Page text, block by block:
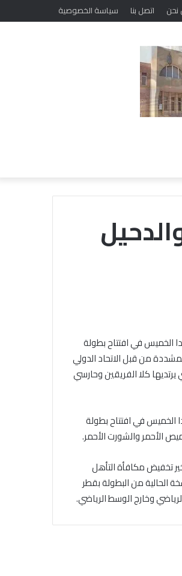
اتصل بنا سياسة الخصوصية
الخميس في افتتاح بطولة
من قبل الاتحاد الدولي
يرتديها كلا الفريقين وحارسي
الخميس في افتتاح بطولة
الأحمر والشورت الأحمر.
تخفيض مكافأة التأهل
النسخة الحالية من البطولة بقطر
وخارج الوسط الرياضي.
الأمانة
والابتعاد
عن
الغش
أهم
أسباب
ترابط
المعاصرة: حفظ الأمانة والابتعاد عن
الغش والتدليس من أهم أسباب
ترابط المجتمع